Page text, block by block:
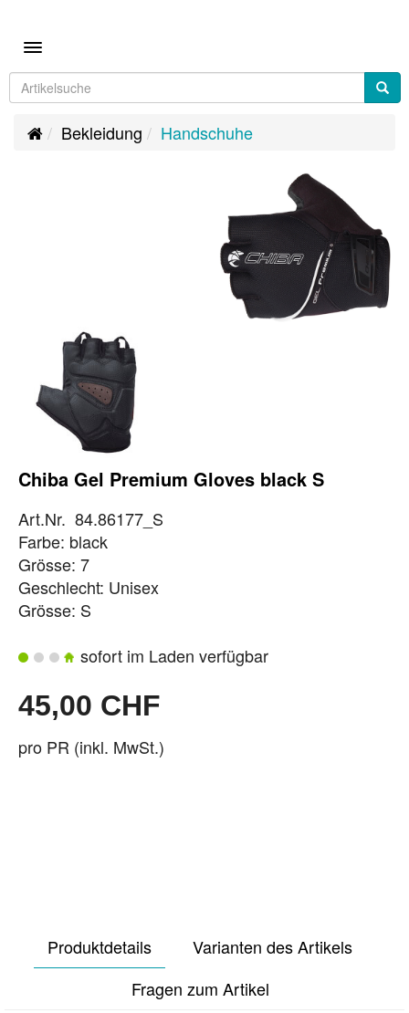
Toggle navigation
Bekleidung Handschuhe
Chiba Gel Premium Gloves black S
Art.Nr. 84.86177_S
Farbe: black
Grösse: 7
Geschlecht: Unisex
Grösse: S
sofort im Laden verfügbar
45,00 CHF
pro PR (inkl. MwSt.)
Produktdetails
Varianten des Artikels
Fragen zum Artikel